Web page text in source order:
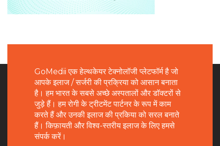
GoMedii एक हेल्थकेयर टेक्नोलॉजी प्लेटफॉर्म है जो
आपके इलाज / सर्जरी की प्रक्रिया को आसान बनाता
है। हम भारत के सबसे अच्छे अस्पतालों और डॉक्टरों से
जुड़े हैं। हम रोगी के ट्रीटमेंट पार्टनर के रूप में काम
करते हैं और उनकी इलाज की प्रकिया को सरल बनाते
हैं। किफ़ायती और विश्व-स्तरीय इलाज के लिए हमसे
संपर्क करें।